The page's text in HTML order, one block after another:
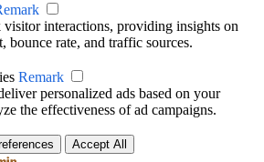
interactions, providing insights on
bounce rate, and traffic sources.
Remark
personalized ads based on your
the effectiveness of ad campaigns.
Accept All